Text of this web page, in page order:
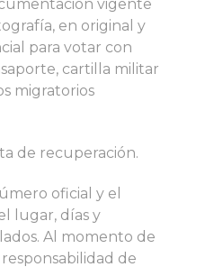
vigente
en original y
para votar con
cartilla militar
migratorios
de recuperación.
oficial y el
lugar, días y
Al momento de
de